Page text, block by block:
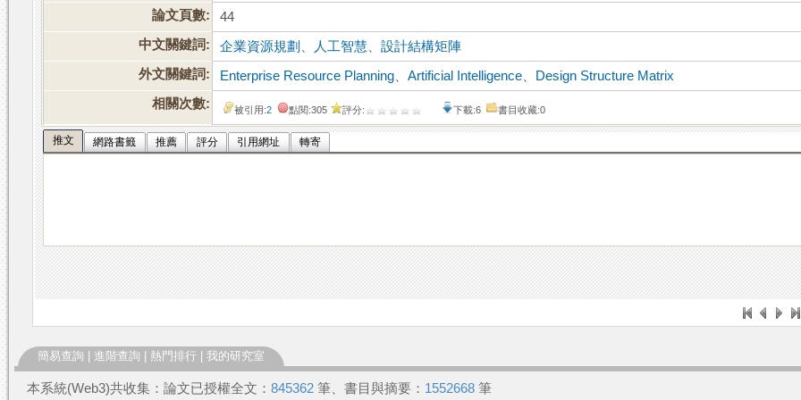
論文頁數:
44
中文關鍵詞:
企業資源規劃 人工智慧 、設計結構矩陣
外文關鍵詞:
Enterprise Resource Planning 、Artificial Intelligence
Design Structure Matrix
相關次數:
被引用:2 點閱:305 評分: 下載:6 書目收藏:0
推文 網路書籤 推薦 評分 引用網址 轉寄
簡易查詢 進階查詢 熱門排行 我的研究室
本系統(Web3)共收集：論文已授權全文： 845362 筆、書目與摘要： 1552668 筆